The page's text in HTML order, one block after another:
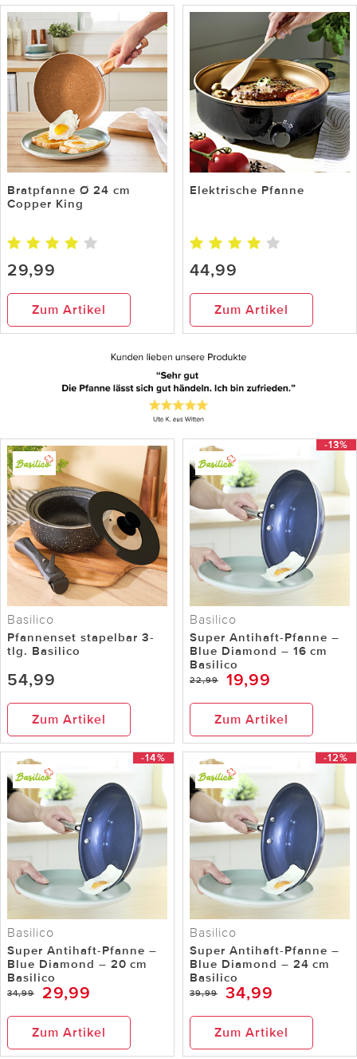
Bratpfanne Ø 24 cm
Copper King
29,99
Zum Artikel
Elektrische Pfanne
44,99
Zum Artikel
Basilico
Pfannenset stapelbar 3-
tlg. Basilico
54,99
Zum Artikel
-13%
Basilico
Super Antihaft-Pfanne –
Blue Diamond – 16 cm
Basilico
22,99 19,99
Zum Artikel
-14%
Basilico
Super Antihaft-Pfanne –
Blue Diamond – 20 cm
Basilico
34,99 29,99
Zum Artikel
-12%
Basilico
Super Antihaft-Pfanne –
Blue Diamond – 24 cm
Basilico
39,99 34,99
Zum Artikel